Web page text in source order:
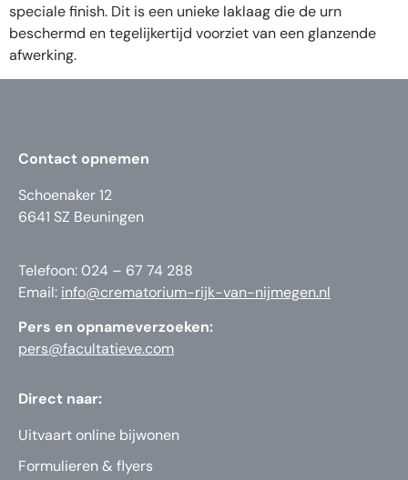
speciale finish. Dit is een unieke laklaag die de urn
beschermd en tegelijkertijd voorziet van een glanzende
afwerking.
Contact opnemen
Schoenaker 12
6641 SZ Beuningen
Telefoon: 024 – 67 74 288
Email: info@crematorium-rijk-van-nijmegen.nl
Pers en opnameverzoeken:
pers@facultatieve.com
Direct naar:
Uitvaart online bijwonen
Formulieren & flyers